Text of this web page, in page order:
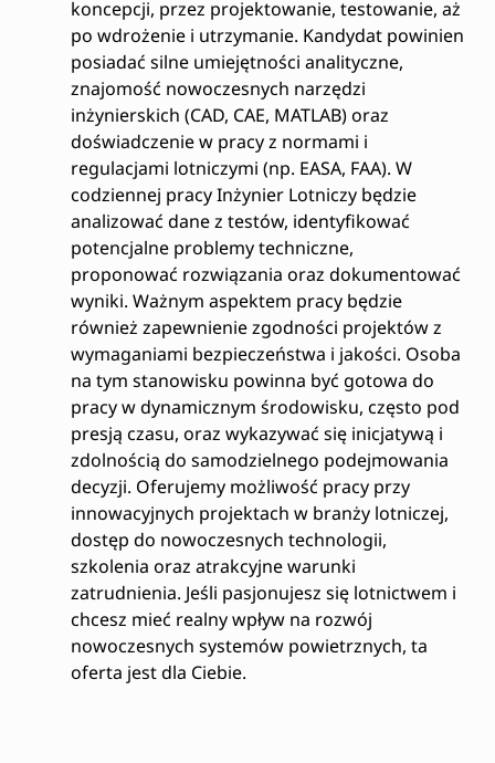
koncepcji, przez projektowanie, testowanie, aż
po wdrożenie i utrzymanie. Kandydat powinien
posiadać silne umiejętności analityczne,
znajomość nowoczesnych narzędzi
inżynierskich (CAD, CAE, MATLAB) oraz
doświadczenie w pracy z normami i
regulacjami lotniczymi (np. EASA, FAA). W
codziennej pracy Inżynier Lotniczy będzie
analizować dane z testów, identyfikować
potencjalne problemy techniczne,
proponować rozwiązania oraz dokumentować
wyniki. Ważnym aspektem pracy będzie
również zapewnienie zgodności projektów z
wymaganiami bezpieczeństwa i jakości. Osoba
na tym stanowisku powinna być gotowa do
pracy w dynamicznym środowisku, często pod
presją czasu, oraz wykazywać się inicjatywą i
zdolnością do samodzielnego podejmowania
decyzji. Oferujemy możliwość pracy przy
innowacyjnych projektach w branży lotniczej,
dostęp do nowoczesnych technologii,
szkolenia oraz atrakcyjne warunki
zatrudnienia. Jeśli pasjonujesz się lotnictwem i
chcesz mieć realny wpływ na rozwój
nowoczesnych systemów powietrznych, ta
oferta jest dla Ciebie.